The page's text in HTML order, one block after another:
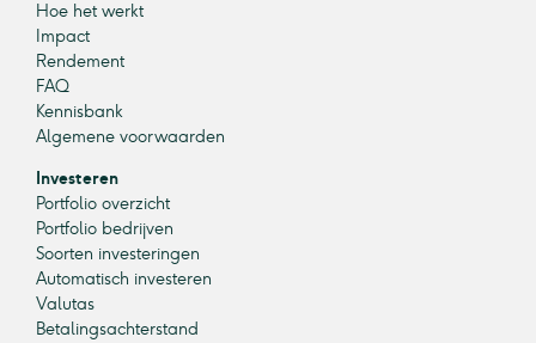
Hoe het werkt
Impact
Rendement
FAQ
Kennisbank
Algemene voorwaarden
Investeren
Portfolio overzicht
Portfolio bedrijven
Soorten investeringen
Automatisch investeren
Valutas
Betalingsachterstand